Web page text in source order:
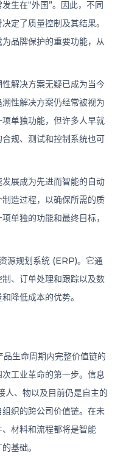
生在“外国”。因此，不同
定了质量控制及其结果。
品牌保护的重要功能，从
解决方案无疑已成为当今
性解决方案仍经常被视为
单独功能，但许多人早就
规、测试和控制系统也可
展成为先进而智能的自动
造过程，以确保所需的质
单独的功能和最终目标，
源规划系统 (ERP)。它通
、订单处理和跟踪以及数
降低成本的优势。
生命周期内完整价值链的
工业革命的第一步。信息
人、物以及目前仍是自主的
织的跨公司价值链。在未
材料和流程都将是智能
基础。